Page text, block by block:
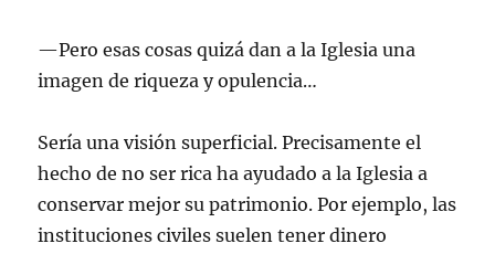
—Pero esas cosas quizá dan a la Iglesia una
imagen de riqueza y opulencia…
Sería una visión superficial. Precisamente el
hecho de no ser rica ha ayudado a la Iglesia a
conservar mejor su patrimonio. Por ejemplo, las
instituciones civiles suelen tener dinero